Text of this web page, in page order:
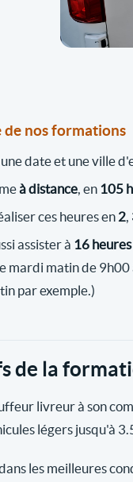
de nos formations
une date et une ville
à distance, en 105
ces heures en 2,
assister à 16
mardi matin de
par exemple.)
de la
livreur à son
légers jusqu'à
les meilleures